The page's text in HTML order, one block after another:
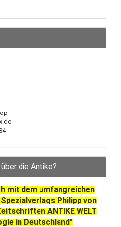
die Antike?
mit dem umfangreichen
Philipp von
ANTIKE WELT
in Deutschland"